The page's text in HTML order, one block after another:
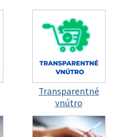
Transparentné
vnútro